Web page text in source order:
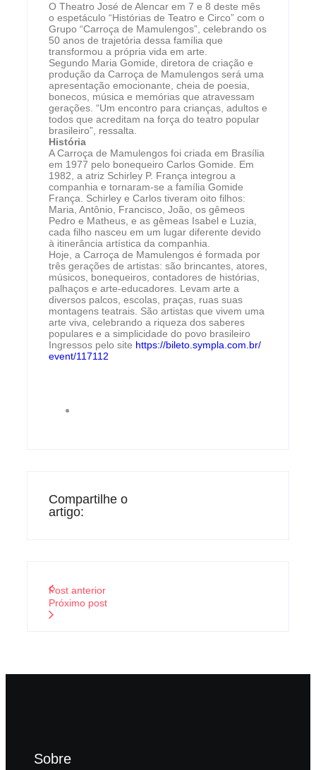
O Theatro José de Alencar em 7 e 8 deste mês
o espetáculo “Histórias de Teatro e Circo” com o
Grupo “Carroça de Mamulengos”, celebrando os
50 anos de trajetória dessa família que
transformou a própria vida em arte.
Segundo Maria Gomide, diretora de criação e
produção da Carroça de Mamulengos será uma
apresentação emocionante, cheia de poesia,
bonecos, música e memórias que atravessam
gerações. “Um encontro para crianças, adultos e
todos que acreditam na força do teatro popular
brasileiro”, ressalta.
História
A Carroça de Mamulengos foi criada em Brasília
em 1977 pelo bonequeiro Carlos Gomide. Em
1982, a atriz Schirley P. França integrou a
companhia e tornaram-se a família Gomide
França. Schirley e Carlos tiveram oito filhos:
Maria, Antônio, Francisco, João, os gêmeos
Pedro e Matheus, e as gêmeas Isabel e Luzia,
cada filho nasceu em um lugar diferente devido
à itinerância artística da companhia.
Hoje, a Carroça de Mamulengos é formada por
três gerações de artistas: são brincantes, atores,
músicos, bonequeiros, contadores de histórias,
palhaços e arte-educadores. Levam arte a
diversos palcos, escolas, praças, ruas suas
montagens teatrais. São artistas que vivem uma
arte viva, celebrando a riqueza dos saberes
populares e a simplicidade do povo brasileiro
Ingressos pelo site https://bileto.sympla.com.br/
event/117112
Compartilhe o
artigo:
Post anterior
Próximo post
Sobre